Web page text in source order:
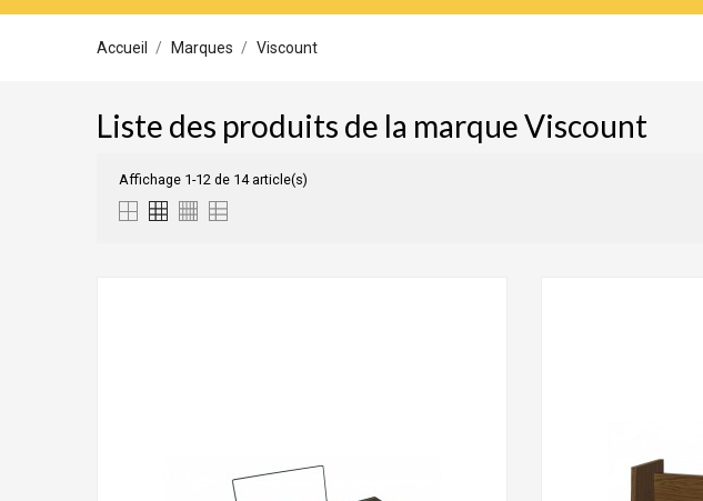
Accueil Marques Viscount
Liste des produits de la marque Viscount
Affichage 1-12 de 14 article(s)